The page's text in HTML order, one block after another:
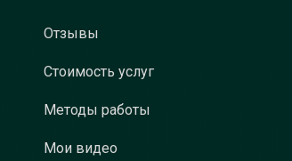
Отзывы
Стоимость услуг
Методы работы
Мои видео